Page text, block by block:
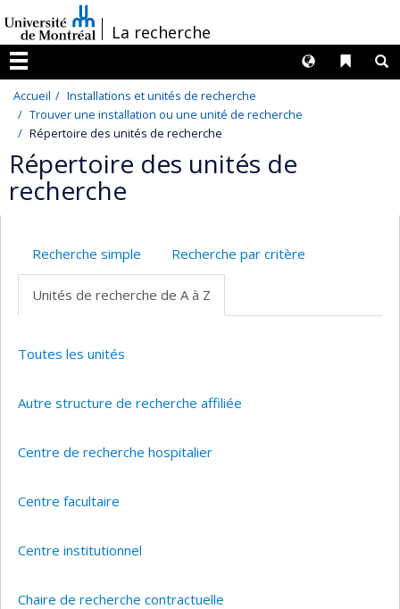
au
contenu
/La recherche
Menu
Liens
Langues
Accueil
Installations et unités de recherche
Trouver une installation ou une unité de recherche
Répertoire des unités de recherche
Répertoire des unités de
recherche
Recherche simple Recherche par critère
Unités de recherche de A à Z
Toutes les unités
Autre structure de recherche affiliée
Centre de recherche hospitalier
Centre facultaire
Centre institutionnel
Chaire de recherche contractuelle